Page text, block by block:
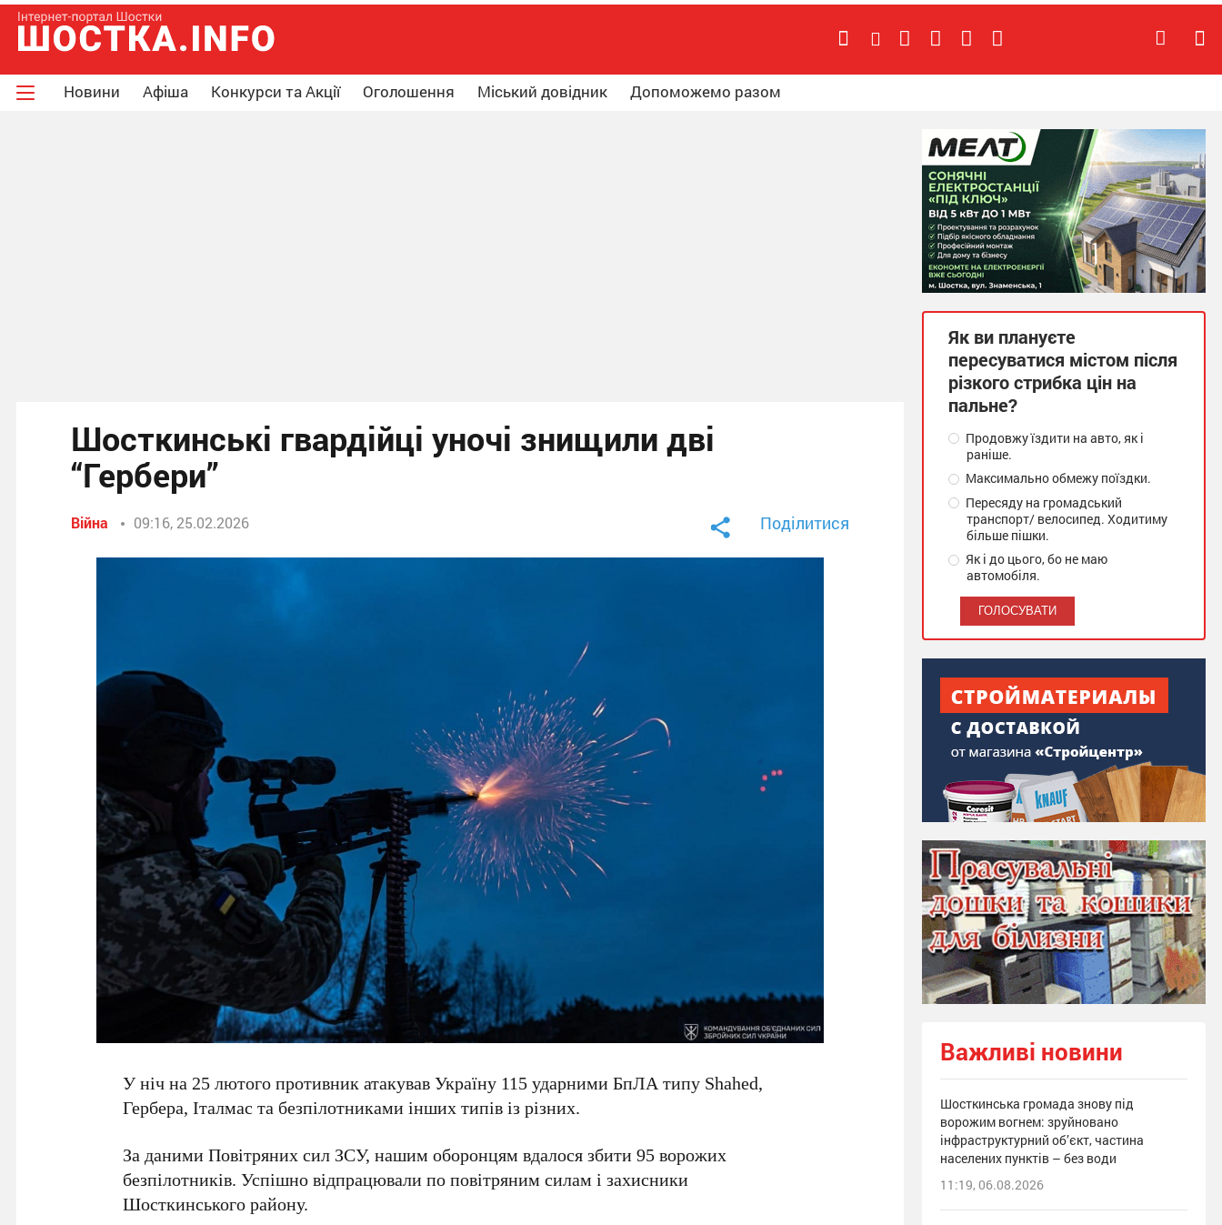
Новини Афіша Конкурси та Акції Оголошення Міський довідник Допоможемо разом
Шосткинські гвардійці уночі знищили дві
“Гербери”
Війна 09:16, 25.02.2026 Поділитися
У ніч на 25 лютого противник атакував Україну 115 ударними БпЛА типу Shahed,
Гербера, Італмас та безпілотниками інших типів із різних.
За даними Повітряних сил ЗСУ, нашим оборонцям вдалося збити 95 ворожих
безпілотників. Успішно відпрацювали по повітряним силам і захисники
Шосткинського району.
Як ви плануєте
пересуватися містом після
різкого стрибка цін на
пальне?
Продовжу їздити на авто, як і
раніше.
Максимально обмежу поїздки.
Пересяду на громадський
транспорт/ велосипед. Ходитиму
більше пішки.
Як і до цього, бо не маю
автомобіля.
Важливі новини
Шосткинська громада знову під
ворожим вогнем: зруйновано
інфраструктурний об’єкт, частина
населених пунктів – без води
11:19, 06.08.2026